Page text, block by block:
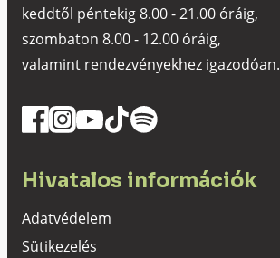
keddtől péntekig 8.00 - 21.00 óráig,
szombaton 8.00 - 12.00 óráig,
valamint rendezvényekhez igazodóan.
Hivatalos információk
Adatvédelem
Sütikezelés